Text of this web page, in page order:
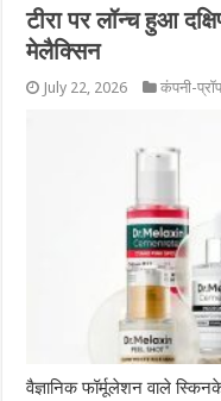
टीरा पर लॉन्च हुआ
मेलैक्सिन
July 22, 2026 कंपनी-
वैज्ञानिक फॉर्मूलेशन वाले